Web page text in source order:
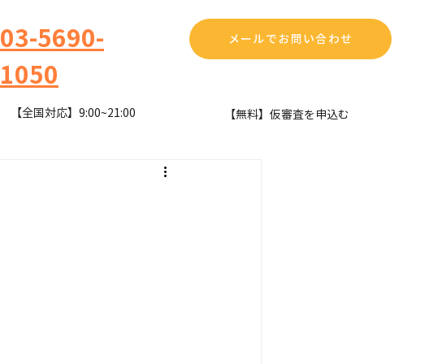
03-5690-
1050
【全国対応】9:00~21:00
メールでお問い合わせ
​【無料】仮審査を申込む